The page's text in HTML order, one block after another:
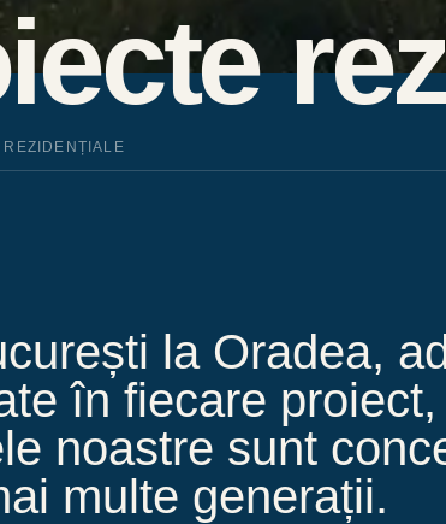
REZIDENȚIALE
la Oradea,
în fiecare
noastre sunt
multe generații.